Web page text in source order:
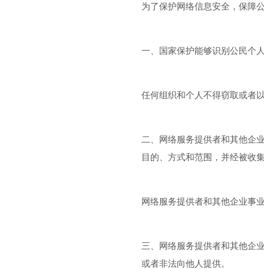
为了保护网络信息安全，保障
一、国家保护能够识别公民个
任何组织和个人不得窃取或者
二、网络服务提供者和其他企
目的、方式和范围，并经被收
网络服务提供者和其他企业事
三、网络服务提供者和其他企
或者非法向他人提供。